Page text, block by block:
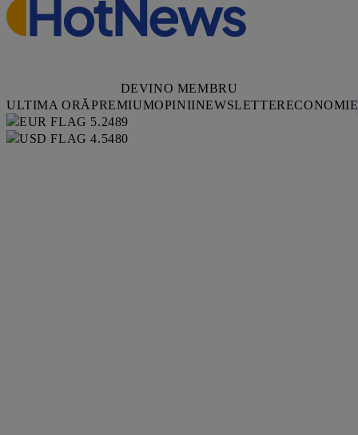
DEVINO MEMBRU
ULTIMA ORĂPREMIUMOPINIINEWSLETTERECONOMIE
5.2489
4.5480